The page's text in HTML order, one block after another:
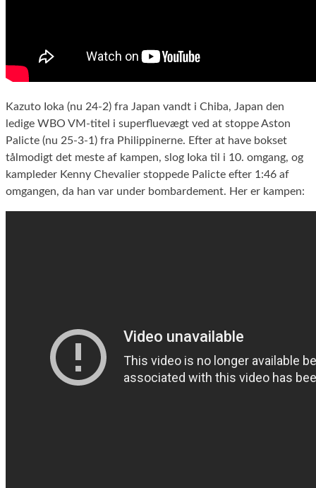
Kazuto Ioka (nu 24-2) fra Japan vandt i Chiba, Japan den
ledige WBO VM-titel i superfluevægt ved at stoppe Aston
Palicte (nu 25-3-1) fra Philippinerne. Efter at have bokset
tålmodigt det meste af kampen, slog Ioka til i 10. omgang, og
kampleder Kenny Chevalier stoppede Palicte efter 1:46 af
omgangen, da han var under bombardement. Her er kampen: